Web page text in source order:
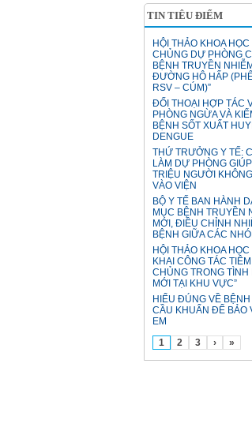
TIN TIÊU ĐIỂM
HỘI THẢO KHOA HỌC
CHỦNG DỰ PHÒNG
BỆNH TRUYỀN NHIỄM
ĐƯỜNG HÔ HẤP
RSV – CÚM)”
ĐỐI THOẠI HỢP TÁC
PHÒNG NGỪA VÀ
BỆNH SỐT XUẤT
DENGUE
THỨ TRƯỞNG Y TẾ:
LÀM DỰ PHÒNG
TRIỆU NGƯỜI
VÀO VIỆN
BỘ Y TẾ BAN HÀNH
MỤC BỆNH TRUYỀN
MỚI, ĐIỀU CHỈNH
BỆNH GIỮA CÁC
HỘI THẢO KHOA HỌC
KHAI CÔNG TÁC TIÊM
CHỦNG TRONG TÌNH
MỚI TẠI KHU VỰC”
HIỂU ĐÚNG VỀ
CẦU KHUẨN ĐỂ BẢO
EM
1
2 3 › »